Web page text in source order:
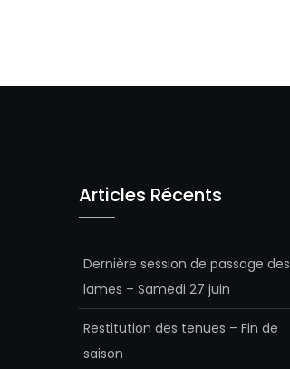
Articles Récents
Dernière session de passage des
lames – Samedi 27 juin
Restitution des tenues – Fin de
saison